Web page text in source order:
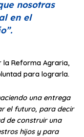
nosotras
en el
.
la Reforma Agraria,
para lograrla.
una entrega
el futuro, para decir
de construir una
hijos y para